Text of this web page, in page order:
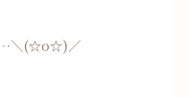
…＼(☆o☆)／